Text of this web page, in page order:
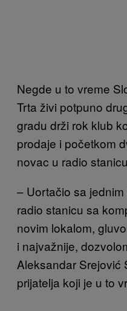
Negde u to vreme
Trta živi potpuno
gradu drži rok klub
prodaje i početkom
novac u radio
– Uortačio sa
radio stanicu sa
novim lokalom,
i najvažnije,
Aleksandar Srejović
prijatelja koji je u to